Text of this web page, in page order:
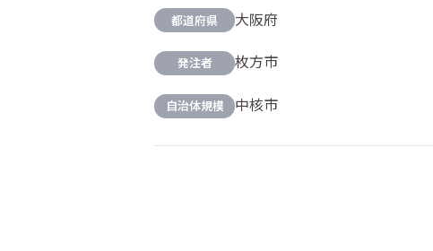
都道府県 大阪府
発注者 枚方市
自治体規模 中核市